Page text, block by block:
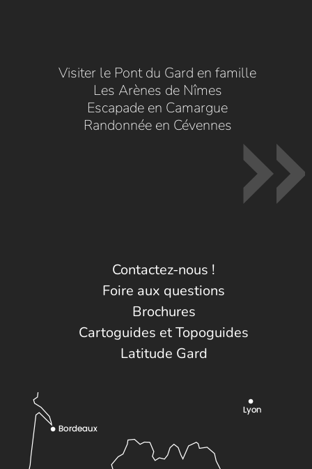
Visiter le Pont du Gard en famille
Les Arènes de Nîmes
Escapade en Camargue
Randonnée en Cévennes
Contactez-nous !
Foire aux questions
Brochures
Cartoguides et Topoguides
Latitude Gard